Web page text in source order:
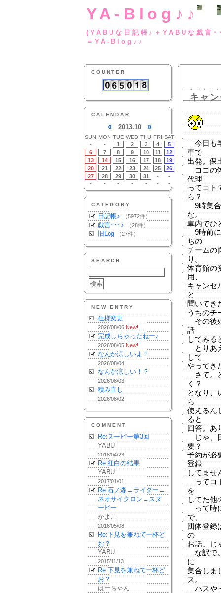
YA-Blog♪♪
(YABUな日記帳♪
＝YA-Blog♪♪
COUNTER
CALENDAR
« 2013.10 »
SUN MON TUE WED THU FRI SAT
-
- 1 2 3 4
5
6
7 8 9 10 11
12
13
14 15 16 17 18
19
20
21 22 23 24 25
26
27
28 29 30 31 -
-
-
- - - - - -
CATEGORY
日記帳♪ （5972件）
戯言･･･♪ （28件）
旧Log （27件）
SEARCH
NEW ENTRY
仕様変更
2026/08/06 New!
完成しちゃったねー♪
2026/08/05 New!
なんか涼しいよ？
2026/08/04
なんか涼しい！？
2026/08/03
積み直し
2026/08/02
COMMENT
Re:ヌーピー第3回
YABU
2018/04/23
Re:紅白の結果
YABU
2017/01/01
Re:石ノ森→ライダー→
ネオサイクロン→スヌ
ーピー
かよこ
2016/05/08
Re:下見を兼ねて一杯ど
お？
YABU
2015/11/13
Re:下見を兼ねて一杯ど
お？
はーちゃん
キャ
今日も
車で
出発。保
ココの
代理
ってコト
ら？
9時集合
な。
車内でひ
9時前に
ちの
チームの
り。
体育館の
用、
キャンセ
と
聞いてき
うちのチ
その後
話
してみ
とりあ
して
やってき
さて。
く？
となり、
ら
使えるん
ると
回答。あ
じゃ、
要？
予約が必
登録
してませ
ってコ
を
してた他
って時
で、
団体登録
の
お話。じ
な訳で
に
集合しま
ス。
パスや